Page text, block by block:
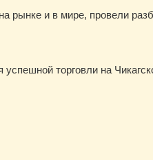
рынке и в мире, провели
торговли на